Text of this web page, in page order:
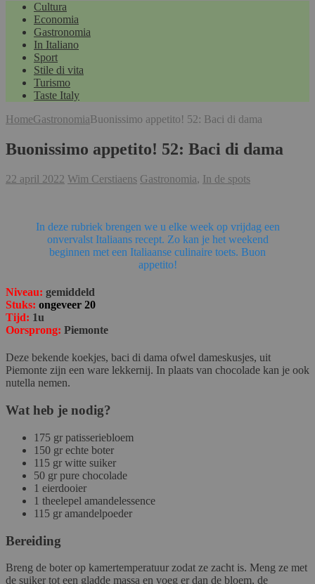
Cultura
Economia
Gastronomia
In Italiano
Sport
Stile di vita
Turismo
Taste Italy
HomeGastronomiaBuonissimo appetito! 52: Baci di dama
Buonissimo appetito! 52: Baci di dama
22 april 2022 Wim Cerstiaens Gastronomia, In de spots
In deze rubriek brengen we u elke week op vrijdag een
onvervalst Italiaans recept. Zo kan je het weekend
beginnen met een Italiaanse culinaire toets. Buon
appetito!
Niveau: gemiddeld
Stuks: ongeveer 20
Tijd: 1u
Oorsprong: Piemonte
Deze bekende koekjes, baci di dama ofwel dameskusjes, uit
Piemonte zijn een ware lekkernij. In plaats van chocolade kan je ook
nutella nemen.
Wat heb je nodig?
175 gr patisseriebloem
150 gr echte boter
115 gr witte suiker
50 gr pure chocolade
1 eierdooier
1 theelepel amandelessence
115 gr amandelpoeder
Bereiding
Breng de boter op kamertemperatuur zodat ze zacht is. Meng ze met
de suiker tot een gladde massa en voeg er dan de bloem, de